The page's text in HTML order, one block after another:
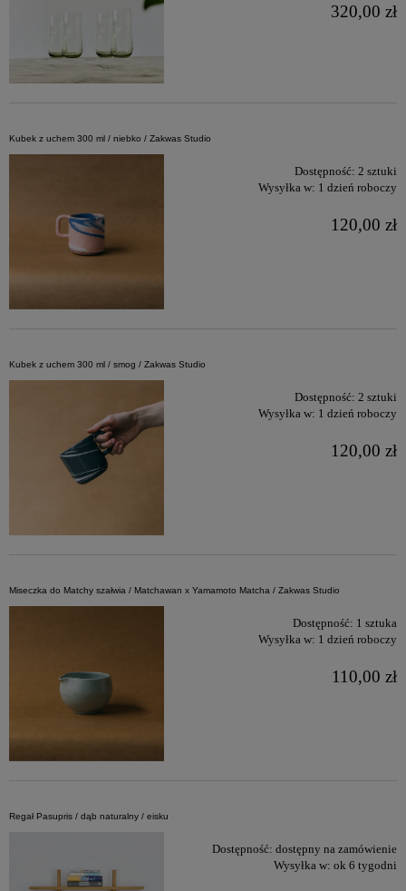
320,00 zł
Kubek z uchem 300 ml / niebko / Zakwas Studio
Dostępność: 2 sztuki
Wysyłka w: 1 dzień roboczy
120,00 zł
Kubek z uchem 300 ml / smog / Zakwas Studio
Dostępność: 2 sztuki
Wysyłka w: 1 dzień roboczy
120,00 zł
Miseczka do Matchy szałwia / Matchawan x Yamamoto Matcha / Zakwas Studio
Dostępność: 1 sztuka
Wysyłka w: 1 dzień roboczy
110,00 zł
Regał Pasupris / dąb naturalny / eisku
Dostępność: dostępny na zamówienie
Wysyłka w: ok 6 tygodni